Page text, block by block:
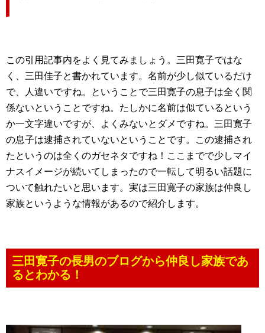
この引用記事内をよく見てみましょう。三田寛子ではな
く、三田佳子と書かれています。名前が少し似ているだけ
で、人違いですね。ということで三田寛子の息子は全く関
係ないということですね。たしかに名前は似ているという
か一文字違いですが、よくみないとダメですね。三田寛子
の息子は逮捕されていないということです。この逮捕され
たというのは全くのガセネタですね！ここまでで少しマイ
ナスイメージが続いてしまったので一転して明るい話題に
ついて触れたいと思います。実は三田寛子の家族は仲良し
家族というような情報があるので紹介します。
三田寛子の長男のブログから仲良し家族であ
るとわかる！